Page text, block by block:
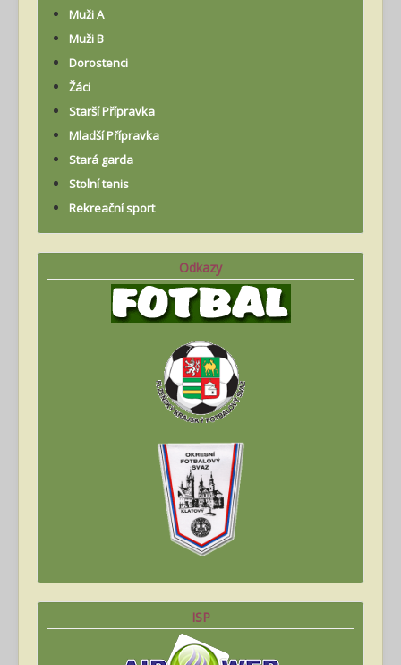
Muži A
Muži B
Dorostenci
Žáci
Starší Přípravka
Mladší Přípravka
Stará garda
Stolní tenis
Rekreační sport
Odkazy
ISP